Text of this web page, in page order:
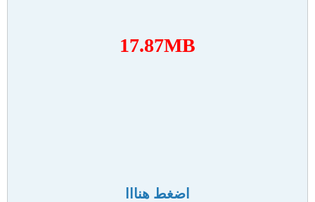
17.87MB
اضغط هنااا